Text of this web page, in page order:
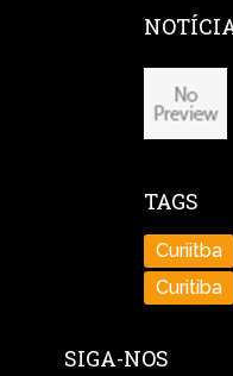
TAGS
Curiitba
Curitiba
SIGA-NOS